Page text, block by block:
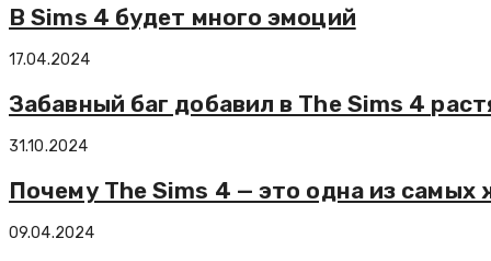
В Sims 4 будет много эмоций
17.04.2024
Забавный баг добавил в The Sims 4
31.10.2024
Почему The Sims 4 — это одна из самых
09.04.2024